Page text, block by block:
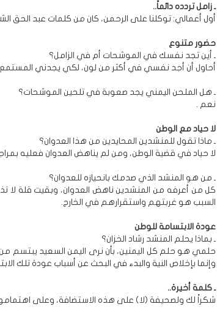
ـ زامل تردده دائماً..
أول أعمالي: توكلنا على الرحمن، كان من كلمات عبد الحق
حضور متنوع
ـ أين تجد نفسك في الموشحات أم في الزامل؟
أحاول أن أجد نفسي في أكثر من لون، لكي يجدني المستمع
ـ هل الملحن اليمني يجد صعوبة في تلحين الموشحات؟
نعم .
لا حياد مع الوطن
ـ ماذا تقول للمنشدين المحايدين من هذا العدوان؟
لا حياد في قضية الوطن، ومن لم يناهض العدوان فعليه
ـ من هو المنشد الذي صدمك بانحيازه للعدوان؟
كل من أعرفه من المنشدين ناهض العدوان، وبقيت قلة لا
السبب هو غربتهم واستقرارهم في الخارج.
عودة الابتسامة للوطن
ـ بماذا يحلم المنشد رشاد الخزان؟
حلمي هو حلم كل اليمنين، بأن نرى اليمن السعيد يبتسم من
وإنما بإخلاص النية والبدء في البحث عن أسباب عودة تلك
ـ كلمة أخيرة..
شكراً لك ولصحيفة (لا) على هذه الاستضافة، وعلى